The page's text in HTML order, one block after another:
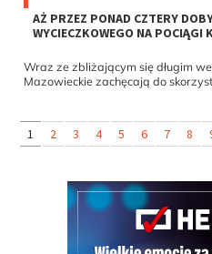
AŻ PRZEZ PONAD CZTERY
WYCIECZKOWEGO NA POCIĄGI
Wraz ze zbliżającym się długim
Mazowieckie zachęcają do
1 2 3 4 5 6 7 8